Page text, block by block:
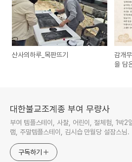
산사의하루_목판뜨기
감개
을 담
대한불교조계종 부여 무량사
부여 템플스테이, 사찰, 어린이, 절체험, 1박2
램, 주말템플스테이, 김시습 만월당 설잠스님.
구독하기